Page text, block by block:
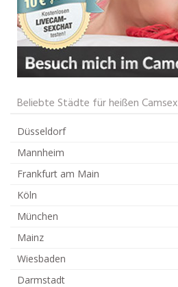
Beliebte Städte für heißen Camsex
Düsseldorf
Mannheim
Frankfurt am Main
Köln
München
Mainz
Wiesbaden
Darmstadt